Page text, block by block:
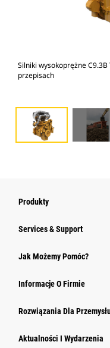
Silniki wysokoprężne
przepisach
Produkty
Services & Support
Jak Możemy Pomóc?
Informacje O Firmie
Rozwiązania Dla
Aktualności I Wydarzenia